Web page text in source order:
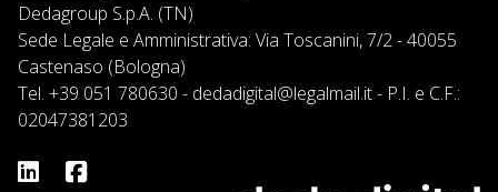
Dedagroup S.p.A. (TN)
Sede Legale e Amministrativa: Via Toscanini, 7/2 - 40055
Castenaso (Bologna)
Tel. +39 051 780630 - dedadigital@legalmail.it- P.I. e C.F.:
02047381203